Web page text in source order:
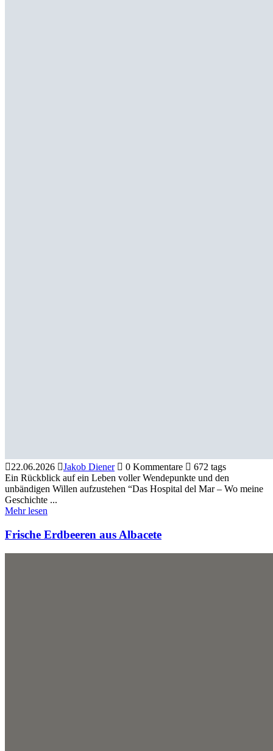
22.06.2026 Jakob Diener 0 Kommentare
672 tags
​Ein Rückblick auf ein Leben voller Wendepunkte und den
unbändigen Willen aufzustehen “​Das Hospital del Mar – Wo meine
Geschichte ...
Mehr lesen
Frische Erdbeeren aus Albacete